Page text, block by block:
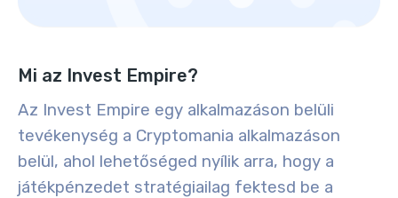
Mi az Invest Empire?
Az Invest Empire egy alkalmazáson belüli
tevékenység a Cryptomania alkalmazáson
belül, ahol lehetőséged nyílik arra, hogy a
játékpénzedet stratégiailag fektesd be a